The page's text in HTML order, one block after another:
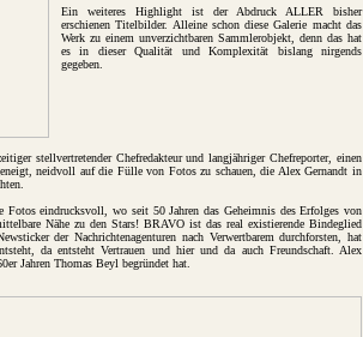
Ein weiteres Highlight ist der Abdruck ALLER bisher
erschienen Titelbilder. Alleine schon diese Galerie macht das
Werk zu einem unverzichtbaren Sammlerobjekt, denn das hat
es in dieser Qualität und Komplexität bislang nirgends
gegeben.
stellvertretender Chefredakteur und langjähriger Chefreporter, einen
neidvoll auf die Fülle von Fotos zu schauen, die Alex Gernandt in
Fotos eindrucksvoll, wo seit 50 Jahren das Geheimnis des Erfolges von
Nähe zu den Stars! BRAVO ist das real existierende Bindeglied
der Nachrichtenagenturen nach Verwertbarem durchforsten, hat
da entsteht Vertrauen und hier und da auch Freundschaft. Alex
Jahren Thomas Beyl begründet hat.